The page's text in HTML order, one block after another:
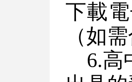
下載
（如
6.高